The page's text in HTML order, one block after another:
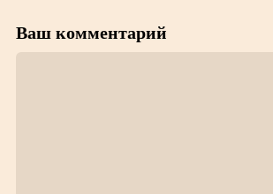
Ваш комментарий